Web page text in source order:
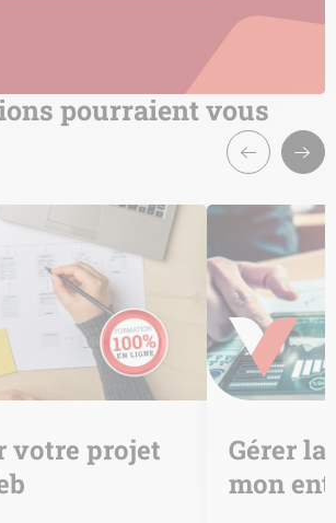
pourraient vous
votre projet
Gérer
mon